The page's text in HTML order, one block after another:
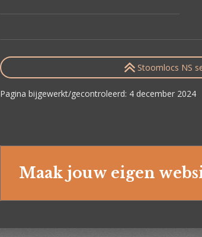
Stoomlocs NS
Pagina bijgewerkt/gecontroleerd: 4 december 2024
Maak jouw eigen